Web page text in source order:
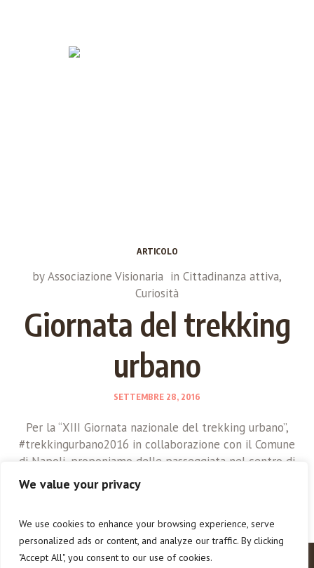
We value your privacy
We use cookies to enhance your browsing experience, serve
personalized ads or content, and analyze our traffic. By clicking
"Accept All", you consent to our use of cookies.
ARTICOLO
byAssociazione Visionaria in Cittadinanza attiva,
Curiosità
Giornata del trekking
urbano
SETTEMBRE 28, 2016
Per la “XIII Giornata nazionale del trekking urbano”,
#trekkingurbano2016 in collaborazione con il Comune
di Napoli, proponiamo delle passeggiata nel centro di
Napoli tra ottobre e novembre 2016!